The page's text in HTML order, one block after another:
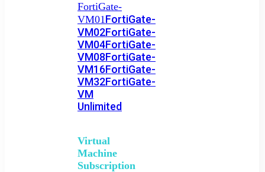
FortiGate-
VM01FortiGate-
VM02FortiGate-
VM04FortiGate-
VM08FortiGate-
VM16FortiGate-
VM32FortiGate-
VM
Unlimited
Virtual
Machine
Subscription